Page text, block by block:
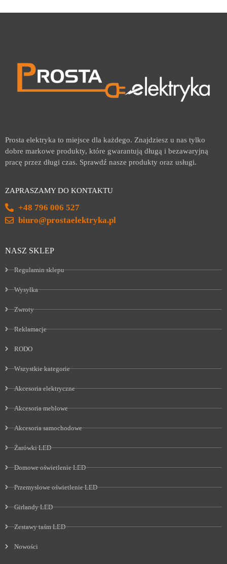
Prosta elektryka to miejsce dla każdego. Znajdziesz u nas tylko
dobre markowe produkty, które gwarantują długą i bezawaryjną
pracę przez długi czas. Sprawdź nasze produkty oraz usługi.
ZAPRASZAMY DO KONTAKTU
+48 796 006 527
biuro@prostaelektryka.pl
NASZ SKLEP
Regulamin sklepu
Wysyłka
Zwroty
Reklamacje
RODO
Wszystkie kategorie
Akcesoria elektryczne
Akcesoria meblowe
Akcesoria samochodowe
Żarówki LED
Domowe oświetlenie LED
Przemysłowe oświetlenie LED
Girlandy LED
Zestawy taśm LED
Nowości